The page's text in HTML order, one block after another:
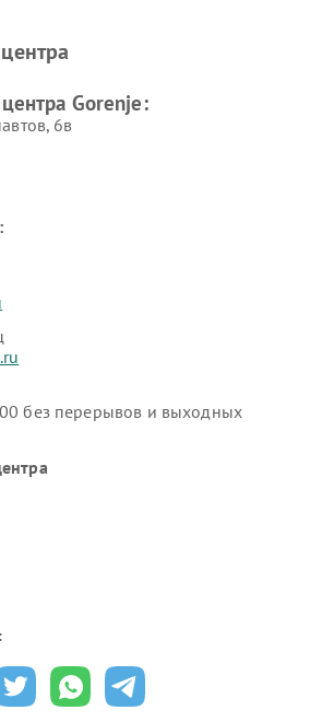
Gorenje:
6в
без перерывов и выходных